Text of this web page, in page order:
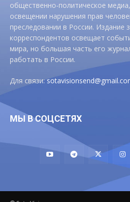
общественно-политическое
освещении нарушения прав
преследовании в России. Издание
корреспондентов освещает
мира, но большая часть его
работать в России.
Для связи:
МЫ В СОЦСЕТЯХ